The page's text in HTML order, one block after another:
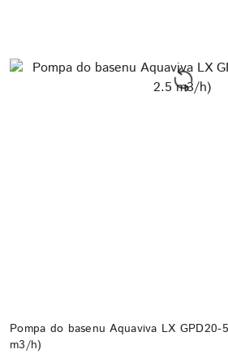
Pompa do basenu Aquaviva LX GPD20-
m3/h)